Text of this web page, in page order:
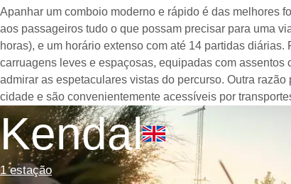
Apanhar um comboio moderno e rápido é das melhores
aos passageiros tudo o que possam precisar para uma
horas), e um horário extenso com até 14 partidas
carruagens leves e espaçosas, equipadas com
admirar as espetaculares vistas do percurso. Outra
cidade e são convenientemente acessíveis por
Kendal
1 estação